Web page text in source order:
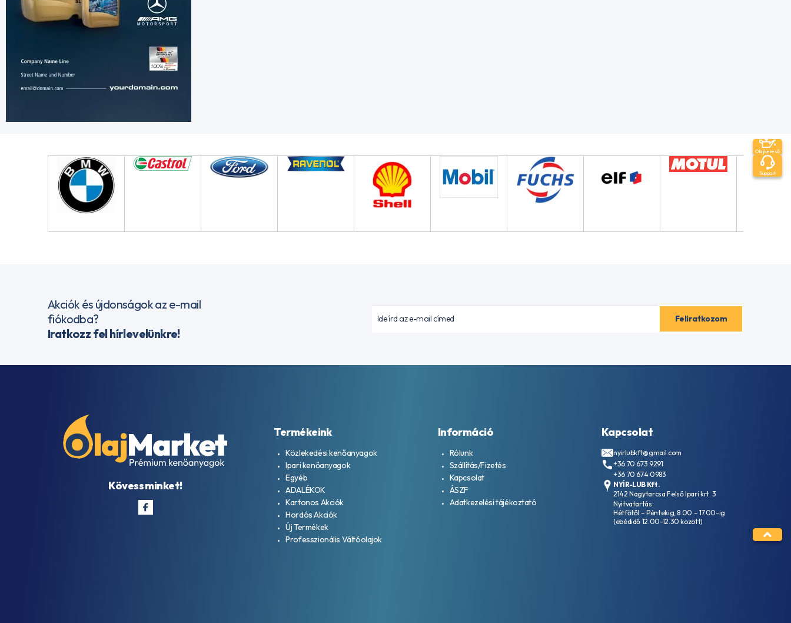
Akciók és újdonságok az e-mail
fiókodba?
Iratkozz fel hírlevelünkre!
Kövess minket!
Termékeink
Közlekedési kenőanyagok
Ipari kenőanyagok
Egyéb
ADALÉKOK
Kartonos Akciók
Hordós Akciók
Új Termékek
Professzionális Váltóolajok
Információ
Rólunk
Szállítás/Fizetés
Kapcsolat
ÁSZF
Adatkezelési tájékoztató
Kapcsolat
nyirlubkft@gmail.com
+36 70 673 9291
+36 70 674 0983
NYÍR-LUB Kft.
2142 Nagytarcsa Felső Ipari krt. 3
Nyitvatartás:
Hétfőtől – Péntekig, 8.00 – 17.00-ig
(ebédidő 12.00-12.30 között)
Olajkereső
Support